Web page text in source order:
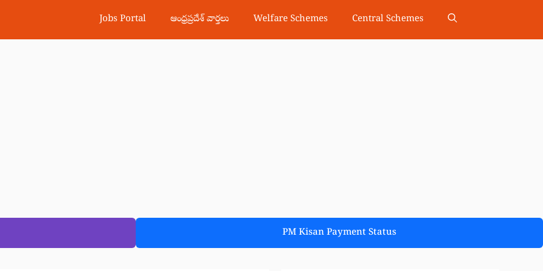
Jobs Portal ఆంధ్రప్రదేశ్ వార్తలు Welfare Schemes Central Schemes
PM Kisan Payment Status